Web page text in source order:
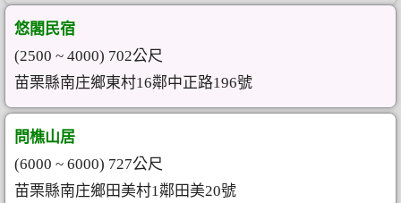
悠閣民宿
(2500 ~ 4000) 702公尺
苗栗縣南庄鄉東村16鄰中正路196號
問樵山居
(6000 ~ 6000) 727公尺
苗栗縣南庄鄉田美村1鄰田美20號